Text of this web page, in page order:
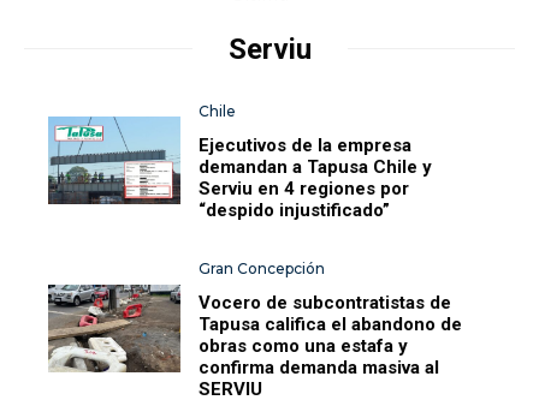
Serviu
Chile
Ejecutivos de la empresa
demandan a Tapusa Chile y
Serviu en 4 regiones por
“despido injustificado”
Gran Concepción
Vocero de subcontratistas de
Tapusa califica el abandono de
obras como una estafa y
confirma demanda masiva al
SERVIU